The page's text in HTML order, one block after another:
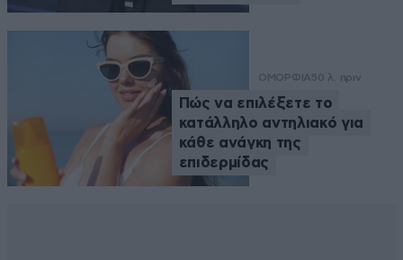
ΟΜΟΡΦΙΑ50 λ. πριν
Πώς να επιλέξετε το
κατάλληλο αντηλιακό για
κάθε ανάγκη της
επιδερμίδας